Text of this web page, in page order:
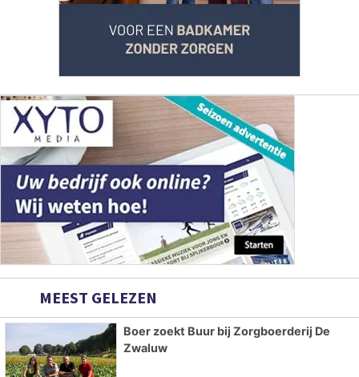
MEEST GELEZEN
Boer zoekt Buur bij Zorgboerderij De
Zwaluw